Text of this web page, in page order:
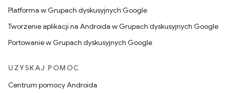
Platforma w Grupach dyskusyjnych Google
Tworzenie aplikacji na Androida w Grupach dyskusyjnych Google
Portowanie w Grupach dyskusyjnych Google
UZYSKAJ POMOC
Centrum pomocy Androida